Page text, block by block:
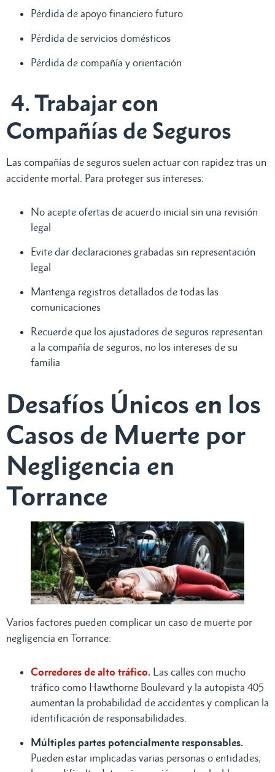
Pérdida de apoyo financiero futuro
Pérdida de servicios domésticos
Pérdida de compañía y orientación
4. Trabajar con
Compañías de Seguros
Las compañías de seguros suelen actuar con rapidez tras un
accidente mortal. Para proteger sus intereses:
No acepte ofertas de acuerdo inicial sin una revisión
legal
Evite dar declaraciones grabadas sin representación
legal
Mantenga registros detallados de todas las
comunicaciones
Recuerde que los ajustadores de seguros representan
a la compañía de seguros, no los intereses de su
familia
Desafíos Únicos en los
Casos de Muerte por
Negligencia en
Torrance
Varios factores pueden complicar un caso de muerte por
negligencia en Torrance:
Corredores de alto tráfico. Las calles con mucho
tráfico como Hawthorne Boulevard y la autopista 405
aumentan la probabilidad de accidentes y complican la
identificación de responsabilidades.
Múltiples partes potencialmente responsables.
Pueden estar implicadas varias personas o entidades,